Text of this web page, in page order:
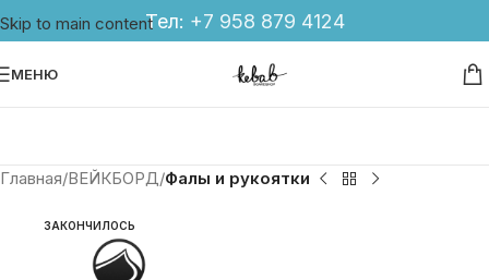
Skip to main contentТел: +7 958 879 4124
МЕНЮ
Главная ВЕЙКБОРД Фалы и рукоятки
ЗАКОНЧИЛОСЬ